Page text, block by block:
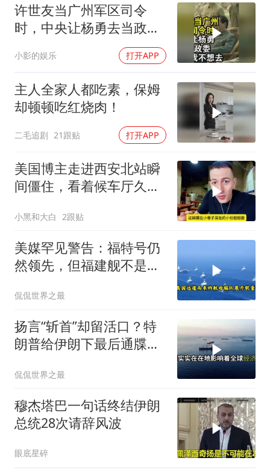
许世友当广州军区司令
时，中央让杨勇去当政
委，杨勇说：我不想去
小影的娱乐 打开APP
主人全家人都吃素，保姆
却顿顿吃红烧肉！
二毛追剧 21跟贴 打开APP
美国博主走进西安北站瞬
间僵住，看着候车厅久久
小黑和大白 2跟贴
美媒罕见警告：福特号仍
然领先，但福建舰不是中
侃侃世界之最
扬言“斩首”却留活口？特
朗普给伊朗下最后通牒，
侃侃世界之最
穆杰塔巴一句话终结伊朗
总统28次请辞风波
眼底星碎